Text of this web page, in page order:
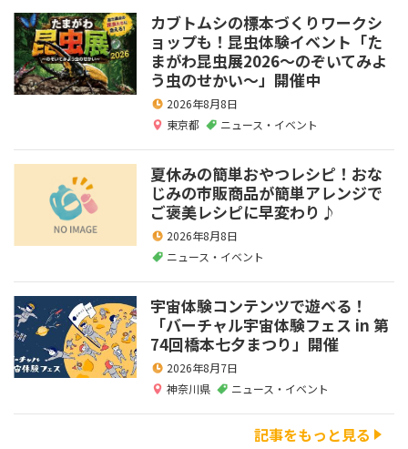
カブトムシの標本づくりワークシ
ョップも！昆虫体験イベント「た
まがわ昆虫展2026～のぞいてみよ
う虫のせかい～」開催中
2026年8月8日
東京都
ニュース・イベント
夏休みの簡単おやつレシピ！おな
じみの市販商品が簡単アレンジで
ご褒美レシピに早変わり♪
2026年8月8日
ニュース・イベント
宇宙体験コンテンツで遊べる！
「バーチャル宇宙体験フェス in 第
74回橋本七夕まつり」開催
2026年8月7日
神奈川県
ニュース・イベント
記事をもっと見る